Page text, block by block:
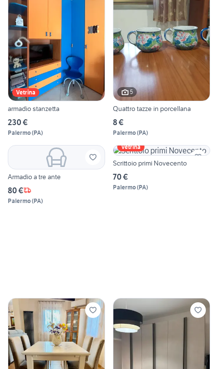
Vetrina
armadio stanzetta
230 €
Palermo(PA)
5
Quattro tazze in porcellana
8 €
Palermo(PA)
Armadio a tre ante
80 €
Palermo(PA)
Vetrina
Scrittoio primi Novecento
70 €
Palermo(PA)